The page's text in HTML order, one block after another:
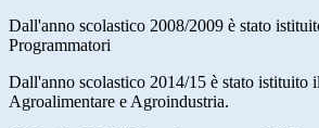
Dall'anno scolastico 2008/2009 è stato
Programmatori
Dall'anno scolastico 2014/15 è stato istituito
Agroalimentare e Agroindustria.